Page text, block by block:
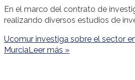
En el marco del contrato de
realizando diversos estudios de
Ucomur investiga sobre el sector
MurciaLeer más »